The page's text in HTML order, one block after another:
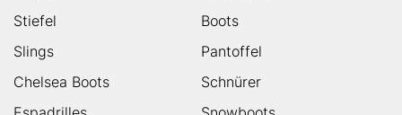
Stiefel
Boots
Slings
Pantoffel
Chelsea Boots
Schnürer